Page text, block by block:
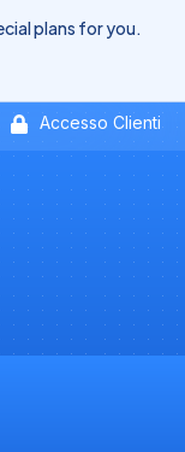
Accesso Clienti
plans for you.